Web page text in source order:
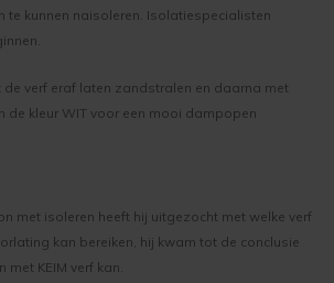
te kunnen naisoleren. Isolatiespecialisten
verf eraf laten zandstralen en daarna met
de kleur WIT voor een mooi dampopen
met isoleren heeft hij uitgezocht met welke verf
kan bereiken, hij kwam tot de conclusie
KEIM verf kan.